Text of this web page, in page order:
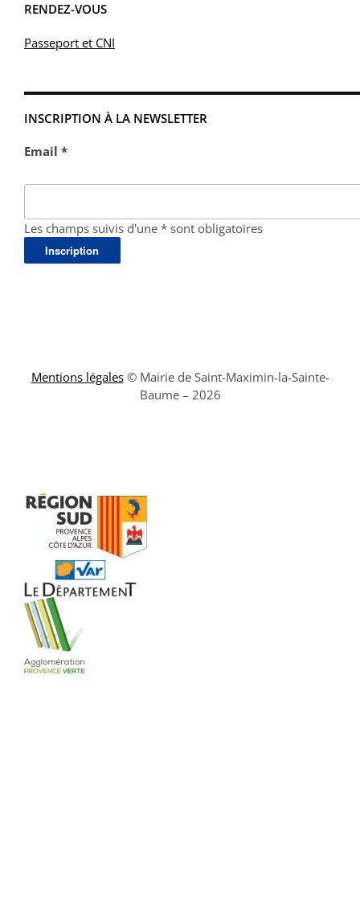
RENDEZ-VOUS
Passeport et CNI
INSCRIPTION À LA NEWSLETTER
Email *
Les champs suivis d'une * sont obligatoires
Mentions légales© Mairie de Saint-Maximin-la-Sainte-
Baume – 2026